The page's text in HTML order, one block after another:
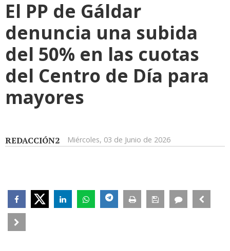
El PP de Gáldar
denuncia una subida
del 50% en las cuotas
del Centro de Día para
mayores
REDACCIÓN2 Miércoles, 03 de Junio de 2026